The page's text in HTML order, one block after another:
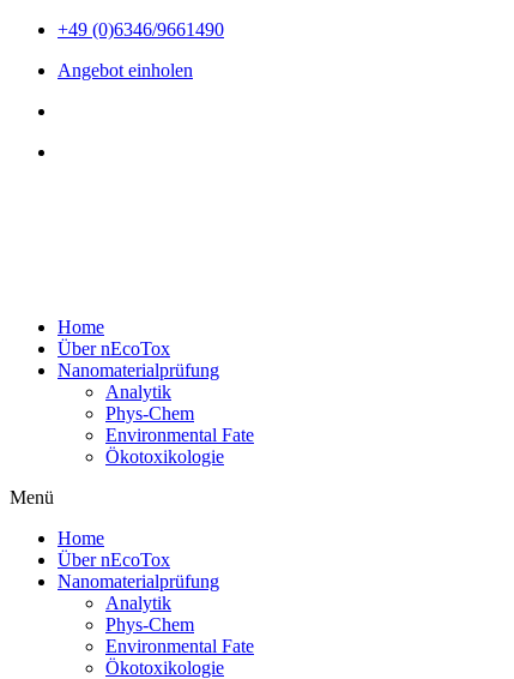
Zum
wechseln
+49 (0)6346/9661490
Angebot einholen
Home
Über nEcoTox
Nanomaterialprüfung
Analytik
Phys-Chem
Environmental Fate
Ökotoxikologie
Menü
Home
Über nEcoTox
Nanomaterialprüfung
Analytik
Phys-Chem
Environmental Fate
Ökotoxikologie